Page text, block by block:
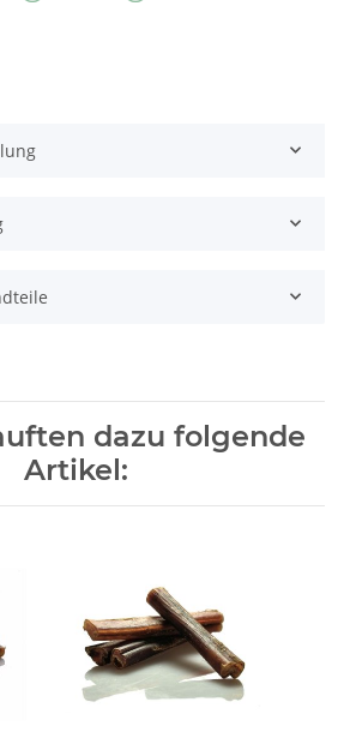
dazu folgende
Artikel: